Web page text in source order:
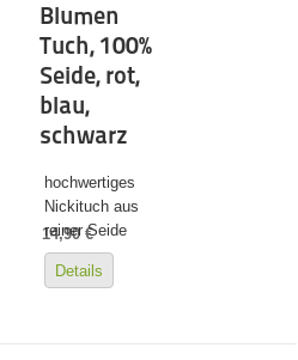
Blumen
Tuch, 100%
Seide, rot,
blau,
schwarz
hochwertiges
Nickituch aus
reiner Seide
14,90 €
Details